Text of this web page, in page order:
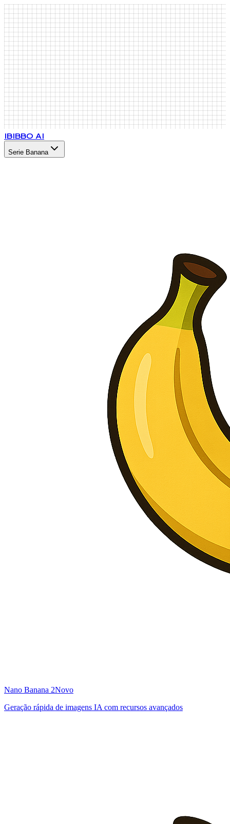
IBIBBO AI
Serie Banana
Nano Banana 2Novo
Geração rápida de imagens IA com recursos avançados